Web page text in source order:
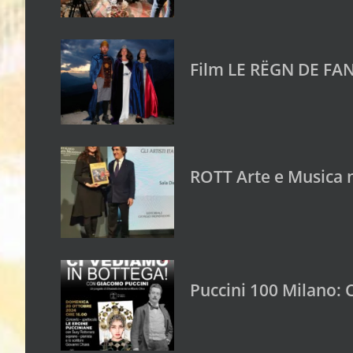
Film LE RËGN DE
ROTT Arte e Musica
Puccini 100 Milano: